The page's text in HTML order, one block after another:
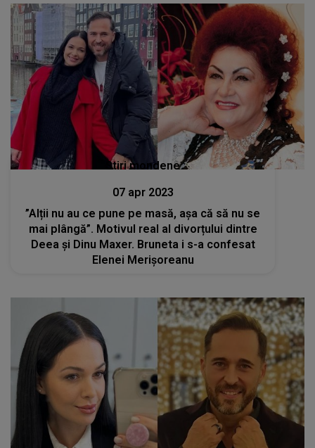
Stiri mondene
07 apr 2023
”Alții nu au ce pune pe masă, așa că să nu se
mai plângă”. Motivul real al divorțului dintre
Deea și Dinu Maxer. Bruneta i s-a confesat
Elenei Merișoreanu